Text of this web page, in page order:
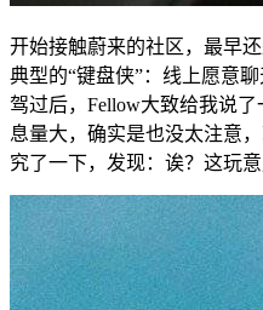
开始接触蔚来的社区，最早
典型的“键盘侠”：线上愿意
驾过后，Fellow大致给我说
息量大，确实是也没太注意
究了一下，发现：诶？这玩